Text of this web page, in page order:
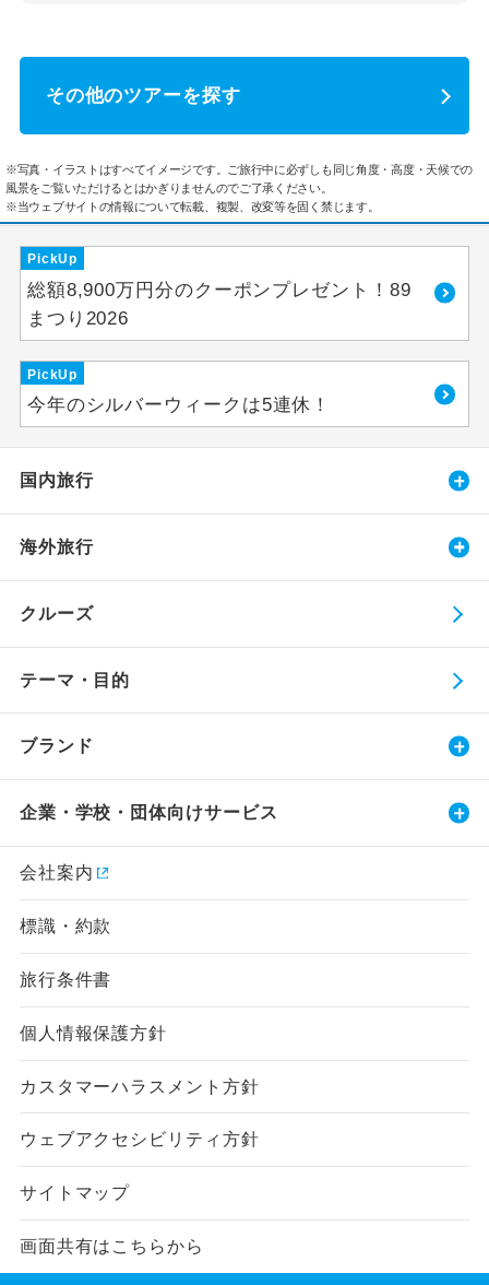
その他のツアーを探す
※写真・イラストはすべてイメージです。ご旅行中に必ずしも同じ角度・高度・天候での
風景をご覧いただけるとはかぎりませんのでご了承ください。
※当ウェブサイトの情報について転載、複製、改変等を固く禁じます。
PickUp
総額8,900万円分のクーポンプレゼント！89
まつり2026
PickUp
今年のシルバーウィークは5連休！
国内旅行
海外旅行
クルーズ
テーマ・目的
ブランド
企業・学校・団体向けサービス
会社案内
標識・約款
旅行条件書
個人情報保護方針
カスタマーハラスメント方針
ウェブアクセシビリティ方針
サイトマップ
画面共有はこちらから